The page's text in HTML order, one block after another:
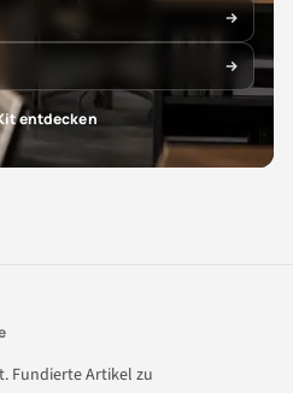
entdecken
Fundierte Artikel zu